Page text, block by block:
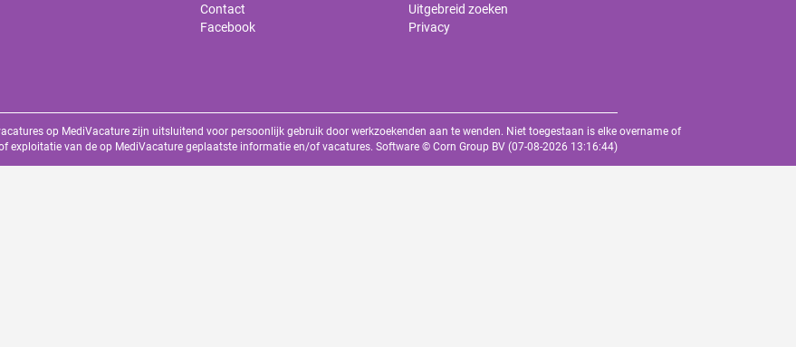
Contact
Facebook
Uitgebreid zoeken
Privacy
op MediVacature zijn uitsluitend voor persoonlijk gebruik door werkzoekenden aan te wenden. Niet toegestaan is elke overname of
exploitatie van de op MediVacature geplaatste informatie en/of vacatures. Software © Corn Group BV(07-08-2026 13:16:44)